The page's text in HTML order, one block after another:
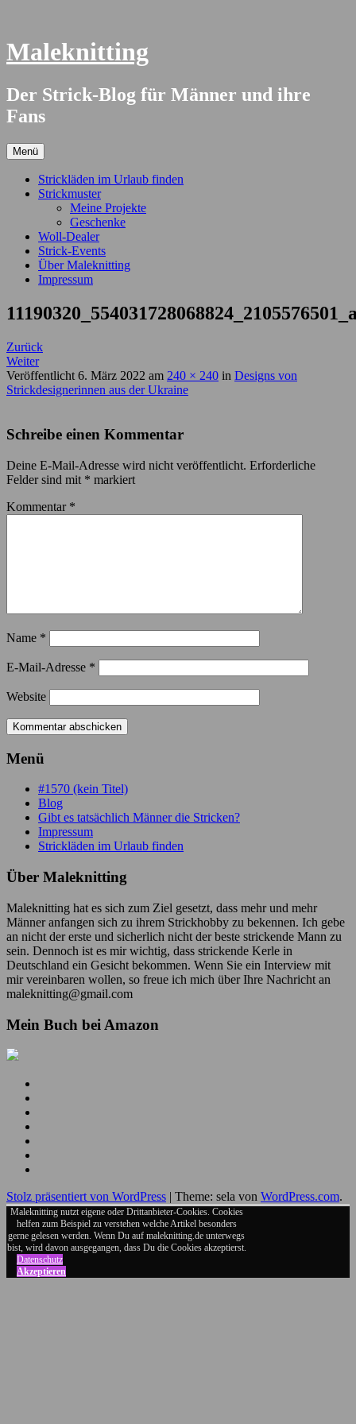
Inhalt
Maleknitting
Der Strick-Blog für Männer und ihre
Fans
Menü
Strickläden im Urlaub finden
Strickmuster
Meine Projekte
Geschenke
Woll-Dealer
Strick-Events
Über Maleknitting
Impressum
Zurück
Weiter
Veröffentlicht 6. März 2022 am 240 × 240 in Designs von
Strickdesignerinnen aus der Ukraine
Schreibe einen Kommentar
Deine E-Mail-Adresse wird nicht veröffentlicht. Erforderliche
Felder sind mit * markiert
Kommentar *
Name *
E-Mail-Adresse *
Website
Menü
#1570 (kein Titel)
Blog
Gibt es tatsächlich Männer die Stricken?
Impressum
Strickläden im Urlaub finden
Über Maleknitting
Maleknitting hat es sich zum Ziel gesetzt, dass mehr und mehr
Männer anfangen sich zu ihrem Strickhobby zu bekennen. Ich gebe
an nicht der erste und sicherlich nicht der beste strickende Mann zu
sein. Dennoch ist es mir wichtig, dass strickende Kerle in
Deutschland ein Gesicht bekommen. Wenn Sie ein Interview mit
mir vereinbaren wollen, so freue ich mich über Ihre Nachricht an
maleknitting@gmail.com
Mein Buch bei Amazon
Twitter
auch
auf
Google+
Stolz präsentiert von WordPress | Theme: sela von WordPress.com.
Maleknitting nutzt eigene oder Drittanbieter-Cookies. Cookies
helfen zum Beispiel zu verstehen welche Artikel besonders
gerne gelesen werden. Wenn Du auf maleknitting.de unterwegs
bist, wird davon ausgegangen, dass Du die Cookies akzeptierst.
Datenschutz
Akzeptieren